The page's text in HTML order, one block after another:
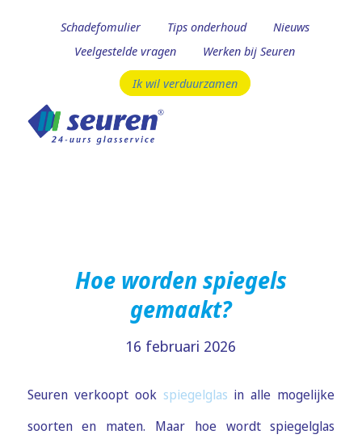
Schadefomulier Tips onderhoud
Nieuws
Veelgestelde vragen
Werken bij Seuren
Ik wil verduurzamen
Hoe worden spiegels
gemaakt?
16 februari 2026
Seuren verkoopt ook spiegelglas in alle mogelijke
soorten en maten. Maar hoe wordt spiegelglas